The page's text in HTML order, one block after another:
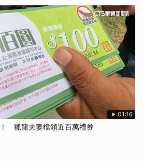
01:16
獵龍夫妻檔領近百萬禮券